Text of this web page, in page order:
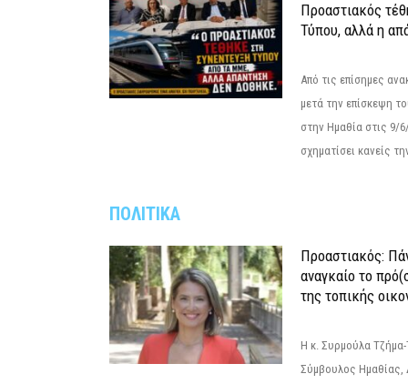
Προαστιακός
Τύπου, αλλά η
Από τις επίσημες
μετά την επίσκεψη
στην Ημαθία στις 9/
σχηματίσει κανείς
ΠΟΛΙΤΙΚΑ
Προαστιακός:
αναγκαίο το
της τοπικής
Η κ. Συρμούλα
Σύμβουλος Ημαθίας,